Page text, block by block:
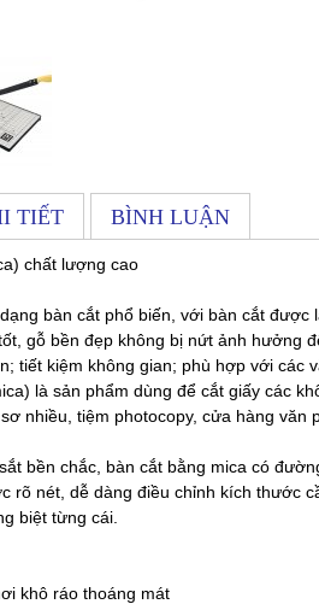
TIẾT BÌNH LUẬN
chất lượng cao
bàn cắt phổ biến, với bàn cắt
gỗ bền đẹp không bị nứt ảnh hưởng
tiết kiệm không gian; phù hợp với các
là sản phẩm dùng để cắt giấy các
nhiều, tiệm photocopy, cửa hàng văn
bền chắc, bàn cắt bằng mica có
rõ nét, dễ dàng điều chỉnh kích thước
biệt từng cái.
khô ráo thoáng mát